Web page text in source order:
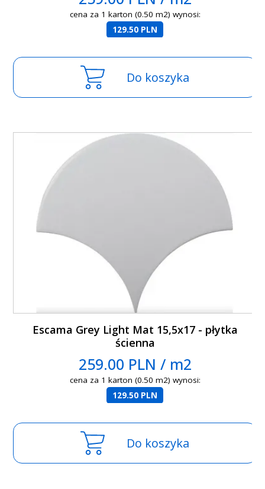
cena za 1 karton (0.50 m2) wynosi:
129.50 PLN
Do koszyka
Escama Grey Light Mat 15,5x17 - płytka
ścienna
259.00 PLN / m2
cena za 1 karton (0.50 m2) wynosi:
129.50 PLN
Do koszyka